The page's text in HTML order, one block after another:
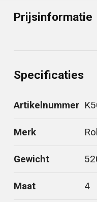
Prijsinformatie
Specificaties
Artikelnummer
Merk
Gewicht
Maat 4